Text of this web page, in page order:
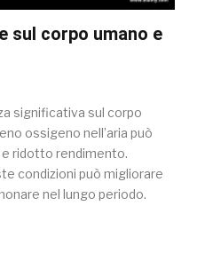
sul corpo umano e
significativa sul corpo
ossigeno nell’aria può
ridotto rendimento.
condizioni può migliorare
nel lungo periodo.